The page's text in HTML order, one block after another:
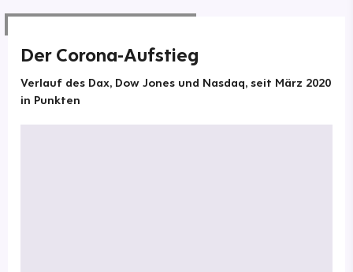
Der Corona-Aufstieg
Verlauf des Dax, Dow Jones und Nasdaq, seit März 2020
in Punkten